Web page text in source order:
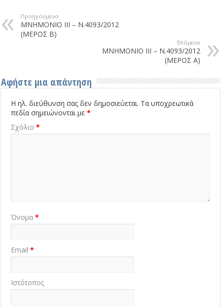
Προηγούμενο
ΜΝΗΜΟΝΙΟ ΙΙΙ – Ν.4093/2012
(ΜΕΡΟΣ Β)
Επόμενο
ΜΝΗΜΟΝΙΟ ΙΙΙ – Ν.4093/2012
(ΜΕΡΟΣ Α)
Αφήστε μια απάντηση
Η ηλ. διεύθυνση σας δεν δημοσιεύεται. Τα υποχρεωτικά
πεδία σημειώνονται με*
Σχόλιο*
Όνομα*
Email*
Ιστότοπος